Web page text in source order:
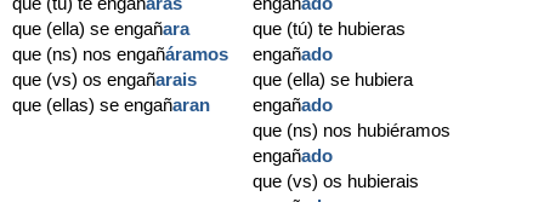
que (ella) se engañara
que (ns) nos engañáramos
que (vs) os engañarais
que (ellas) se engañaran
que (tú) te hubieras
engañado
que (ella) se hubiera
engañado
que (ns) nos hubiéramos
engañado
que (vs) os hubierais